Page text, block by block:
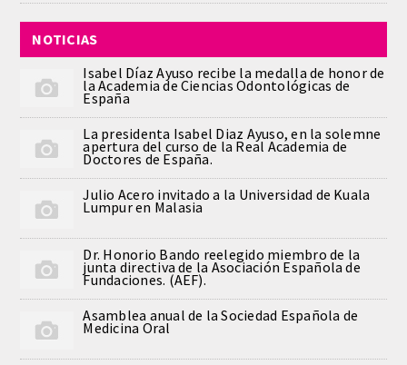
Números anteriores
APERTURA DE CURSO
MONOGRAFÍAS
NEWSLETTER EXTRAORDINARIA
CONVENIOS
Comunicación
NOTICIAS
Isabel Díaz Ayuso recibe la medalla de honor de
la Academia de Ciencias Odontológicas de
España
La presidenta Isabel Diaz Ayuso, en la solemne
apertura del curso de la Real Academia de
Doctores de España.
Julio Acero invitado a la Universidad de Kuala
Lumpur en Malasia
Dr. Honorio Bando reelegido miembro de la
junta directiva de la Asociación Española de
Fundaciones. (AEF).
Asamblea anual de la Sociedad Española de
Medicina Oral